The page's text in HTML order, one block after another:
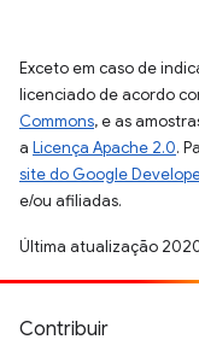
Exceto em caso de
licenciado de acordo
Commons, e as
a Licença Apache 2.0.
site do Google
e/ou afiliadas.
Última atualização
Contribuir